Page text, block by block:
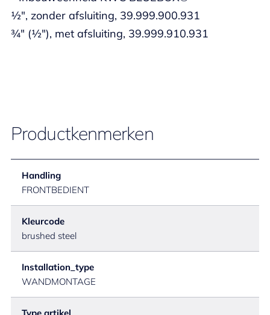
½", zonder afsluiting, 39.999.900.931
¾" (½"), met afsluiting, 39.999.910.931
Productkenmerken
Handling
FRONTBEDIENT
Kleurcode
brushed steel
Installation_type
WANDMONTAGE